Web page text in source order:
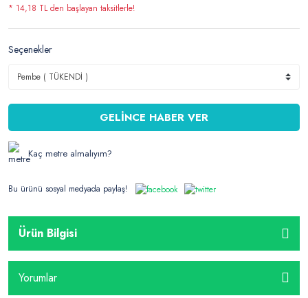
* 14,18 TL den başlayan taksitlerle!
Seçenekler
GELİNCE HABER VER
Kaç metre almalıyım?
Bu ürünü sosyal medyada paylaş!
Ürün Bilgisi
Yorumlar